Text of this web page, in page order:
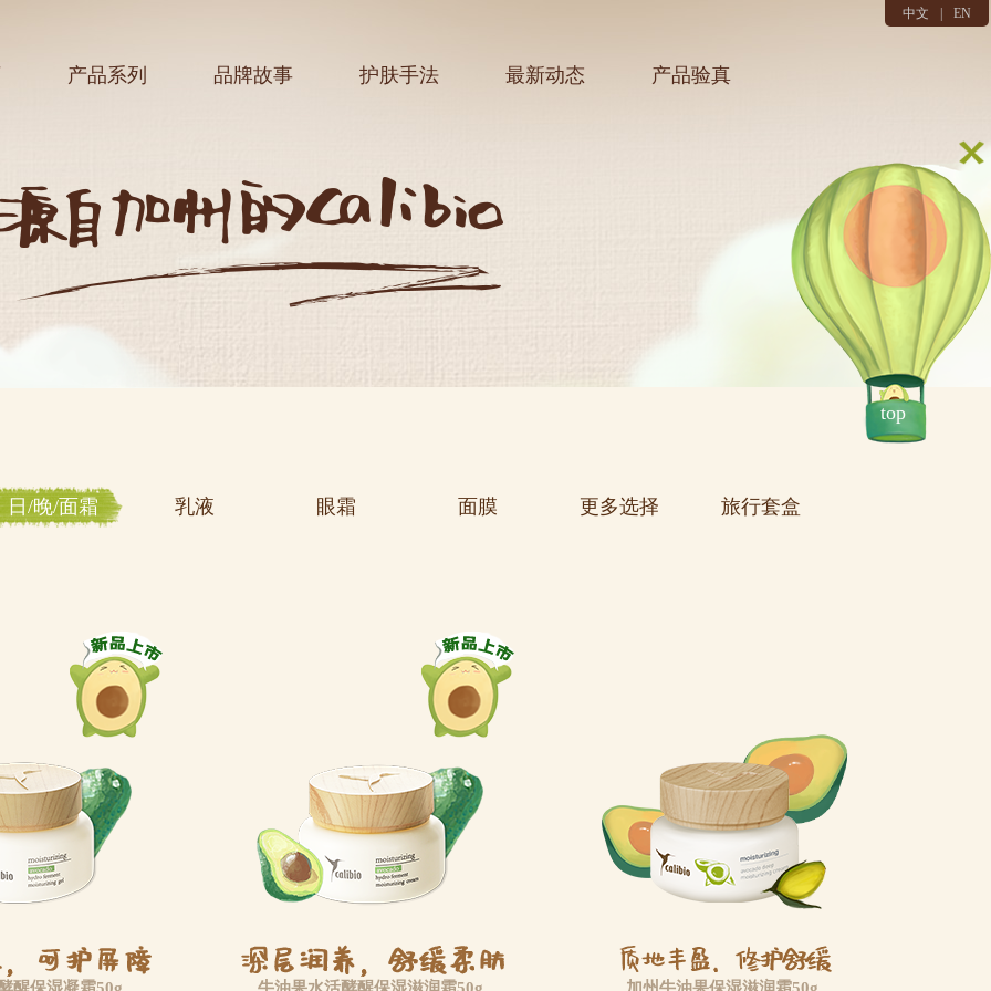
top
产品系列 品牌故事 护肤手法 最新动态 产品验真
中文 EN
日/晚/面霜 乳液 眼霜 面膜 更多选择 旅行套盒